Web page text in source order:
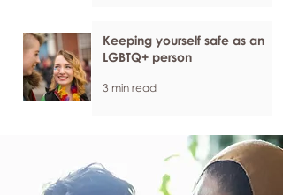
Keeping yourself safe as an
LGBTQ+ person
3 min read